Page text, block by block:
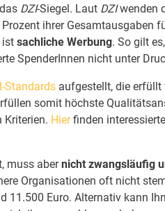
DZI-Siegel. Laut DZIwenden
ihrer Gesamtausgaben
ist sachliche Werbung. So gilt
SpenderInnen nicht unter
Standards aufgestellt, die erfüllt
somit höchste
Kriterien. Hierfinden
muss abernicht zwangsläufig
Organisationen oft nicht
11.500 Euro. Alternativ kann